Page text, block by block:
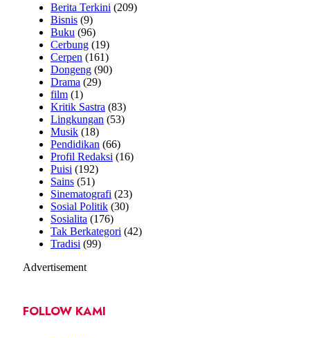
Berita Terkini (209)
Bisnis (9)
Buku (96)
Cerbung (19)
Cerpen (161)
Dongeng (90)
Drama (29)
film (1)
Kritik Sastra (83)
Lingkungan (53)
Musik (18)
Pendidikan (66)
Profil Redaksi (16)
Puisi (192)
Sains (51)
Sinematografi (23)
Sosial Politik (30)
Sosialita (176)
Tak Berkategori (42)
Tradisi (99)
Advertisement
FOLLOW KAMI